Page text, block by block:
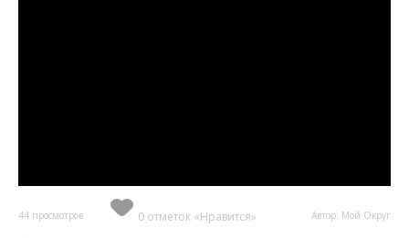
44 просмотров 0 отметок «Нравится» Автор: Мой Округ